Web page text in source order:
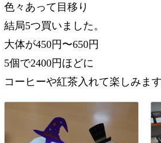
色々あって目移り
結局5つ買いました。
大体が450円〜650円
5個で2400円ほどに
コーヒーや紅茶入れて楽しみま